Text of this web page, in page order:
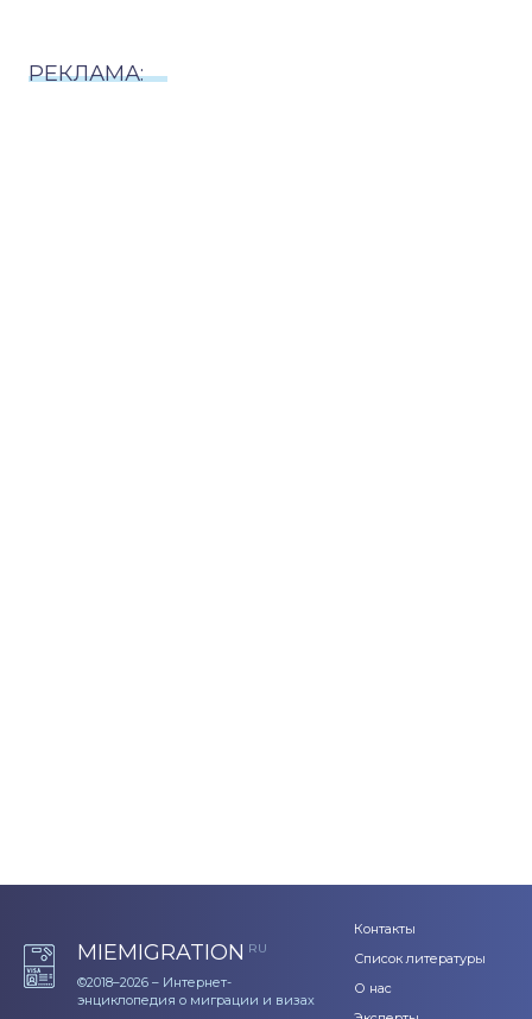
РЕКЛАМА:
MIEMIGRATION RU
©2018–2026 – Интернет-
энциклопедия о миграции и визах
Контакты
Список литературы
О нас